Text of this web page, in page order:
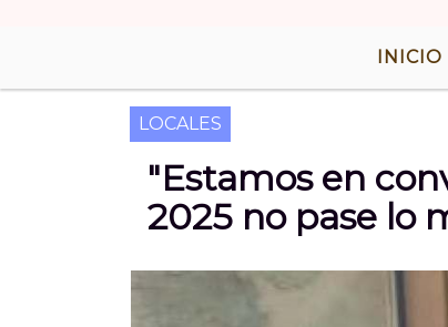
INICIO
LOCALES
"Estamos en
2025 no pase lo